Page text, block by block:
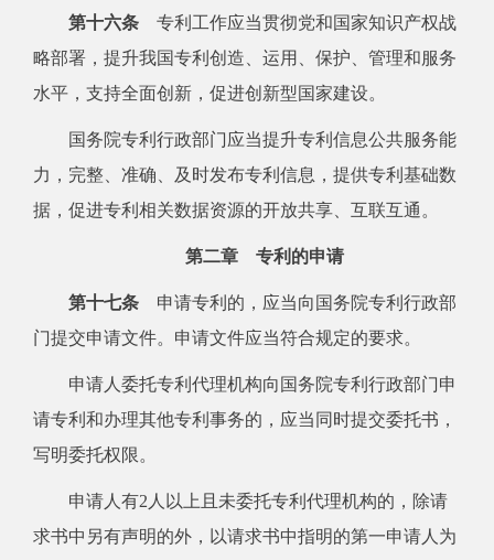
第十六条 专利工作应当贯彻党和国家知识产权战
略部署，提升我国专利创造、运用、保护、管理和服务
水平，支持全面创新，促进创新型国家建设。
国务院专利行政部门应当提升专利信息公共服务能
力，完整、准确、及时发布专利信息，提供专利基础数
据，促进专利相关数据资源的开放共享、互联互通。
第二章 专利的申请
第十七条 申请专利的，应当向国务院专利行政部
门提交申请文件。申请文件应当符合规定的要求。
申请人委托专利代理机构向国务院专利行政部门申
请专利和办理其他专利事务的，应当同时提交委托书，
写明委托权限。
申请人有2人以上且未委托专利代理机构的，除请
求书中另有声明的外，以请求书中指明的第一申请人为